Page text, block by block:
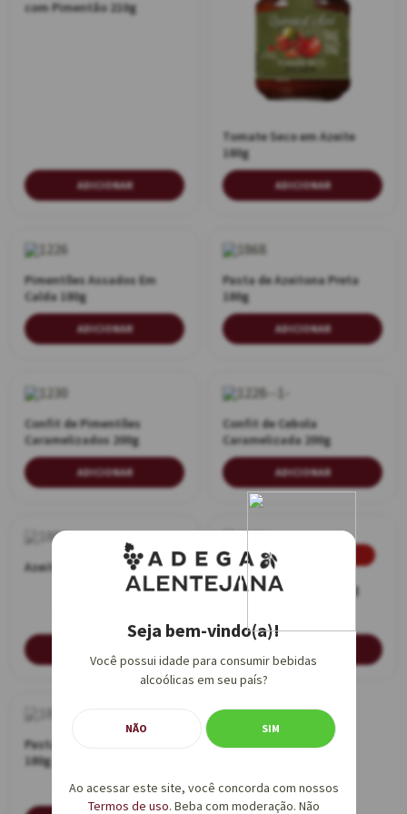
com Pimentão 210g
ADICIONAR
Tomate Seco em Azeite
180g
ADICIONAR
Pimentões Assados Em
Calda 180g
ADICIONAR
Pasta de Azeitona Preta
180g
ADICIONAR
Confit de Pimentões
Caramelizados 200g
ADICIONAR
Confit de Cebola
Caramelizada 200g
ADICIONAR
Azeitona Preta 210g
Promoção
Pasta de Pimentão 200g
Pasta de Azeitona Verde
180g
Seja bem-vindo(a)!
Você possui idade para consumir bebidas
alcoólicas em seu país?
NÃO SIM
Ao acessar este site, você concorda com nossos
Termos de uso. Beba com moderação. Não